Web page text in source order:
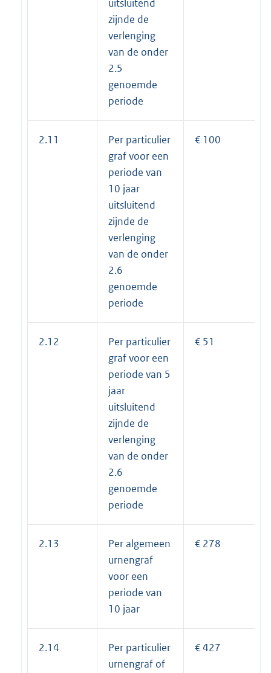
uitsluitend
zijnde de
verlenging
van de onder
2.5
genoemde
periode
2.11
Per particulier
graf voor een
periode van
10 jaar
uitsluitend
zijnde de
verlenging
van de onder
2.6
genoemde
periode
€ 100
2.12
Per particulier
graf voor een
periode van 5
jaar
uitsluitend
zijnde de
verlenging
van de onder
2.6
genoemde
periode
€ 51
2.13
Per algemeen
urnengraf
voor een
periode van
10 jaar
€ 278
2.14
Per particulier
urnengraf of
€ 427